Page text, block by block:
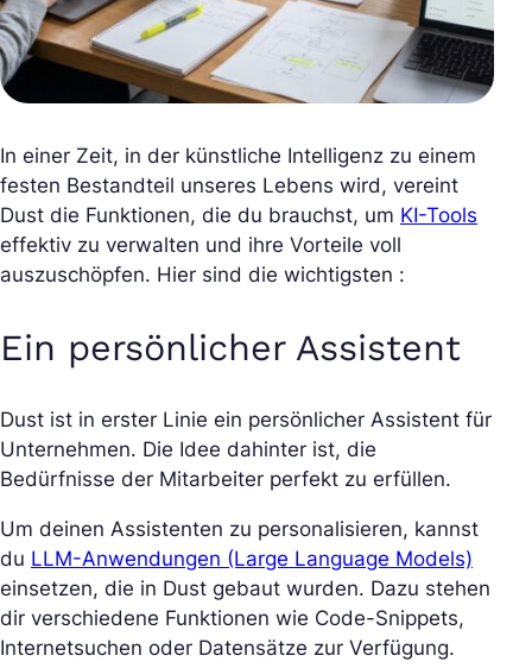
In einer Zeit, in der künstliche Intelligenz zu einem
festen Bestandteil unseres Lebens wird, vereint
Dust die Funktionen, die du brauchst, um KI-Tools
effektiv zu verwalten und ihre Vorteile voll
auszuschöpfen. Hier sind die wichtigsten :
Ein persönlicher Assistent
Dust ist in erster Linie ein persönlicher Assistent für
Unternehmen. Die Idee dahinter ist, die
Bedürfnisse der Mitarbeiter perfekt zu erfüllen.
Um deinen Assistenten zu personalisieren, kannst
du LLM-Anwendungen (Large Language Models)
einsetzen, die in Dust gebaut wurden. Dazu stehen
dir verschiedene Funktionen wie Code-Snippets,
Internetsuchen oder Datensätze zur Verfügung.